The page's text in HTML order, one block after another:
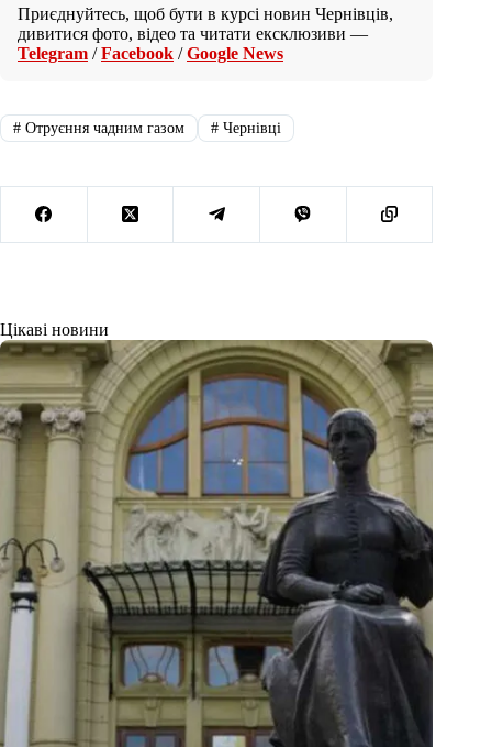
Приєднуйтесь, щоб бути в курсі новин Чернівців,
дивитися фото, відео та читати ексклюзиви —
Telegram /Facebook /Google News
#Отруєння чадним газом #Чернівці
Цікаві новини